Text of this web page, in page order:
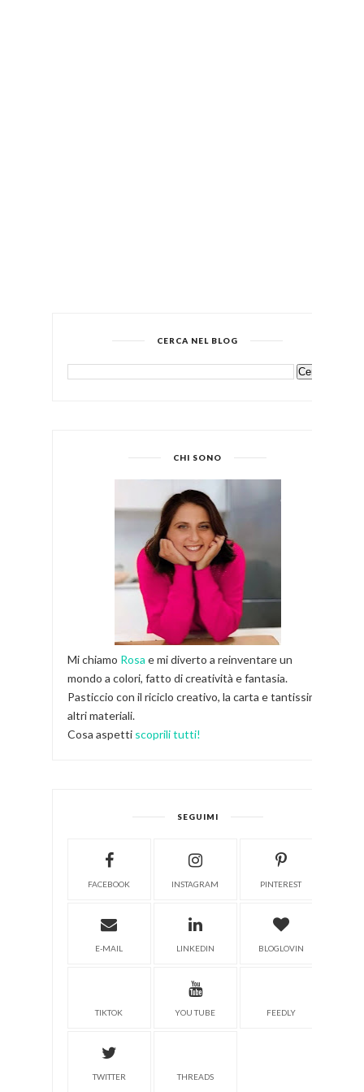
CERCA NEL BLOG
CHI SONO
Mi chiamo Rosa e mi diverto a reinventare un
mondo a colori, fatto di creatività e fantasia.
Pasticcio con il riciclo creativo, la carta e tantissimi
altri materiali.
Cosa aspetti scoprili tutti!
SEGUIMI
FACEBOOK INSTAGRAM PINTEREST
E-MAIL LINKEDIN BLOGLOVIN
TIKTOK YOU TUBE FEEDLY
TWITTER THREADS